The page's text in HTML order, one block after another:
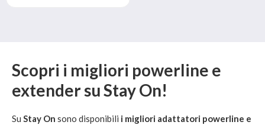
Scopri i migliori powerline e
extender su Stay On!
Su Stay On sono disponibili i migliori adattatori powerline e